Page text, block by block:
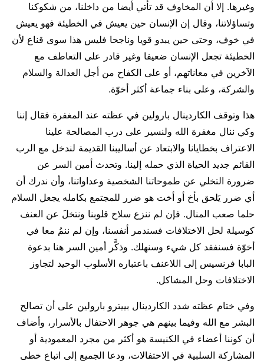
وغيرها. إلا أن المخاوف قد تأتي أيضا من داخلنا، من شكوكنا
وتساؤلاتنا، وقال إن الإنسان حين يعيش في الخطيئة فهو يعيش
في خوف، وحتى حين يبدو قويا وناجحا فليس هذا سوى قناع لأن
الخطيئة تجعل الإنسان ضعيفا وغير قادر على التعاطف مع
الآخرين في معاناتهم، أو على الكفاح من أجل العدالة والسلام
والشركة، وعلى بناء جماعة أكثر أخوّة.
هذا وتوقف الكاردينال بارولين في عظته عند المغفرة فقال إننا
وكي ننال مغفرة الله ولنسير على درب المصالحة علينا
الاعتراف بخطايانا والابتعاد عن أساليبنا القديمة لندخل مع الرب
القائم جديد الحياة الذي حمله إلينا. وتحدث أمين السر عن
ضرورة التخلي عن طموحاتنا الشخصية وعداواتنا، وأن ندرك أن
أي ضرر يَلحق بأخ أو أخت هو ضرر للمجتمع بكامله يجعل السلام
حلما صعب المنال. فإن لم ننزع سلاح قلوبنا ونتخلَ عن العنف
كوسيلة لحل الاختلافات فسندمر أنفسنا، وإن لم ننمُ معا في
أخوّة فسنفقد كل شيء وسنهلك. وذكَّر أمين السر هنا بدعوة
البابا فرنسيس إلى اللاعنف باعتباره الأسلوب الوحيد لتجاوز
الاختلافات وحل المشاكل.
وفي ختام عظته شدد الكاردينال بييترو بارولين على أن تصالح
البشر مع الله وفيما بينهم هي جوهر الاحتفال بالأسرار، وأضاف
أن كوننا أعضاء في الكنيسة هو أكثر من مجرد المعمودية أو
المشاركة السلبية في الاحتفالات، ودعا الجميع إلى اتباع خطى